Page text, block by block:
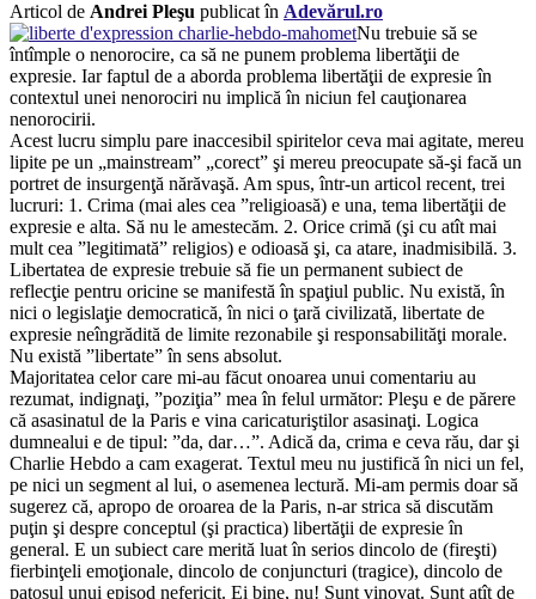
Articol de Andrei Pleşu publicat în Adevărul.ro
Nu trebuie să se
întîmple o nenorocire, ca să ne punem problema libertăţii de
expresie. Iar faptul de a aborda problema libertăţii de expresie în
contextul unei nenorociri nu implică în niciun fel cauţionarea
nenorocirii.
Acest lucru simplu pare inaccesibil spiritelor ceva mai agitate, mereu
lipite pe un „mainstream” „corect” şi mereu preocupate să-şi facă un
portret de insurgenţă nărăvaşă. Am spus, într-un articol recent, trei
lucruri: 1. Crima (mai ales cea ”religioasă) e una, tema libertăţii de
expresie e alta. Să nu le amestecăm. 2. Orice crimă (şi cu atît mai
mult cea ”legitimată” religios) e odioasă şi, ca atare, inadmisibilă. 3.
Libertatea de expresie trebuie să fie un permanent subiect de
reflecţie pentru oricine se manifestă în spaţiul public. Nu există, în
nici o legislaţie democratică, în nici o ţară civilizată, libertate de
expresie neîngrădită de limite rezonabile şi responsabilităţi morale.
Nu există ”libertate” în sens absolut.
Majoritatea celor care mi-au făcut onoarea unui comentariu au
rezumat, indignaţi, ”poziţia” mea în felul următor: Pleşu e de părere
că asasinatul de la Paris e vina caricaturiştilor asasinaţi. Logica
dumnealui e de tipul: ”da, dar…”. Adică da, crima e ceva rău, dar şi
Charlie Hebdo a cam exagerat. Textul meu nu justifică în nici un fel,
pe nici un segment al lui, o asemenea lectură. Mi-am permis doar să
sugerez că, apropo de oroarea de la Paris, n-ar strica să discutăm
puţin şi despre conceptul (şi practica) libertăţii de expresie în
general. E un subiect care merită luat în serios dincolo de (fireşti)
fierbinţeli emoţionale, dincolo de conjuncturi (tragice), dincolo de
patosul unui episod nefericit. Ei bine, nu! Sunt vinovat. Sunt atît de